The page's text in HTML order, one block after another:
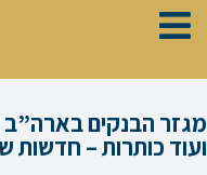
דילוג
מגזר הבנקים בארה”ב
ועוד כותרות – חדשות